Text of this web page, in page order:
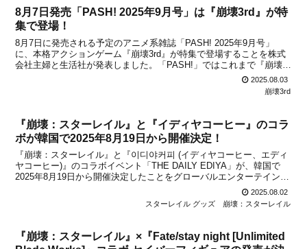
8月7日発売「PASH! 2025年9月号」は『崩壊3rd』が特
集で登場！
8月7日に発売される予定のアニメ系雑誌「PASH! 2025年9月号」
に、本格アクションゲーム『崩壊3rd』が特集で登場することを株式
会社主婦と生活社が発表しました。「PASH!」ではこれまで『崩壊
3rd』が特集で何度か登場していて、「PASH!5月号」ではブローニャ
2025.08.03
崩壊3rd
『崩壊：スターレイル』と『イディヤコーヒー』のコラ
ボが韓国で2025年8月19日から開催決定！
『崩壊：スターレイル』と『이디야커피 (イディヤコーヒー、エディ
ヤコーヒー)』のコラボイベント「THE DAILY EDIYA」が、韓国で
2025年8月19日から開催決定したことをグローバルエンターテインメ
ントブランドHoYoverseが発表しました。韓国で人気のコーヒーチェ
2025.08.02
スターレイル グッズ
崩壊：スターレイル
『崩壊：スターレイル』×『Fate/stay night [Unlimited